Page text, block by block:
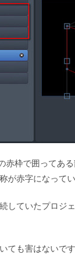
赤枠で囲ってある
が赤字になって
していたプロジ
ても害はないで